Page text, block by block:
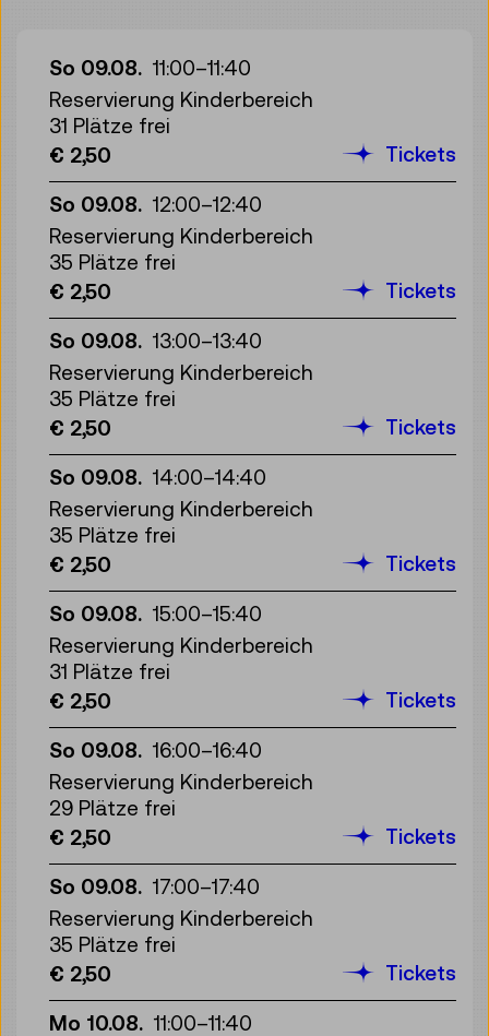
So 09.08. 11:00–11:40
Reservierung Kinderbereich
31 Plätze frei
€ 2,50
Tickets
So 09.08. 12:00–12:40
Reservierung Kinderbereich
35 Plätze frei
€ 2,50
Tickets
So 09.08. 13:00–13:40
Reservierung Kinderbereich
35 Plätze frei
€ 2,50
Tickets
So 09.08. 14:00–14:40
Reservierung Kinderbereich
35 Plätze frei
€ 2,50
Tickets
So 09.08. 15:00–15:40
Reservierung Kinderbereich
31 Plätze frei
€ 2,50
Tickets
So 09.08. 16:00–16:40
Reservierung Kinderbereich
29 Plätze frei
€ 2,50
Tickets
So 09.08. 17:00–17:40
Reservierung Kinderbereich
35 Plätze frei
€ 2,50
Tickets
Mo 10.08. 11:00–11:40